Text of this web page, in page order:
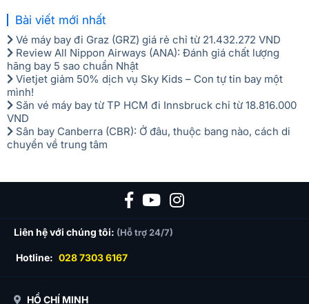
Bài viết mới nhất
Vé máy bay đi Graz (GRZ) giá rẻ chỉ từ 21.432.272 VND
Review All Nippon Airways (ANA): Đánh giá chất lượng
hãng bay 5 sao chuẩn Nhật
Vietjet giảm 50% dịch vụ Sky Kids – Con tự tin bay một
mình!
Săn vé máy bay từ TP HCM đi Innsbruck chỉ từ 18.816.000
VND
Sân bay Canberra (CBR): Ở đâu, thuộc bang nào, cách di
chuyển về trung tâm
Liên hệ với chúng tôi: (Hỗ trợ 24/7)
Hotline: 028 7303 6167
HỒ CHÍ MINH